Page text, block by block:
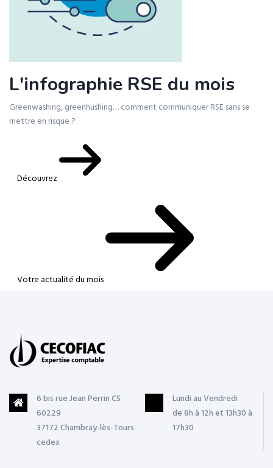
L'infographie RSE du mois
Greenwashing, greenhushing… comment communiquer RSE sans se
mettre en risque ?
Découvrez
Votre actualité du mois
6 bis rue Jean Perrin CS
60229
37172 Chambray-lès-Tours
cedex
Lundi au Vendredi
de 8h à 12h et 13h30 à
17h30